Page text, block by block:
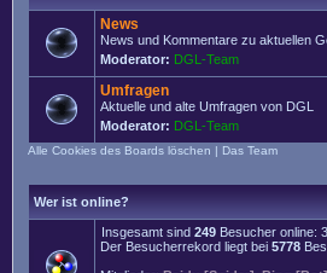
News
News und Kommentare zu aktuellen
Moderator: DGL-Team
Umfragen
Aktuelle und alte Umfragen von DGL
Moderator: DGL-Team
Alle Cookies des Boards löschen | Das Team
Wer ist online?
Insgesamt sind 249 Besucher online:
Der Besucherrekord liegt bei 5778